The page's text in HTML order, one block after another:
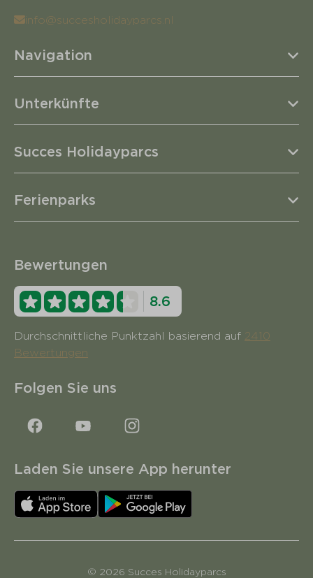
info@succesholidayparcs.nl
Navigation
Unterkünfte
Succes Holidayparcs
Ferienparks
Bewertungen
8.6
Durchschnittliche Punktzahl basierend auf 2410
Bewertungen
Folgen Sie uns
Laden Sie unsere App herunter
© 2026 Succes Holidayparcs